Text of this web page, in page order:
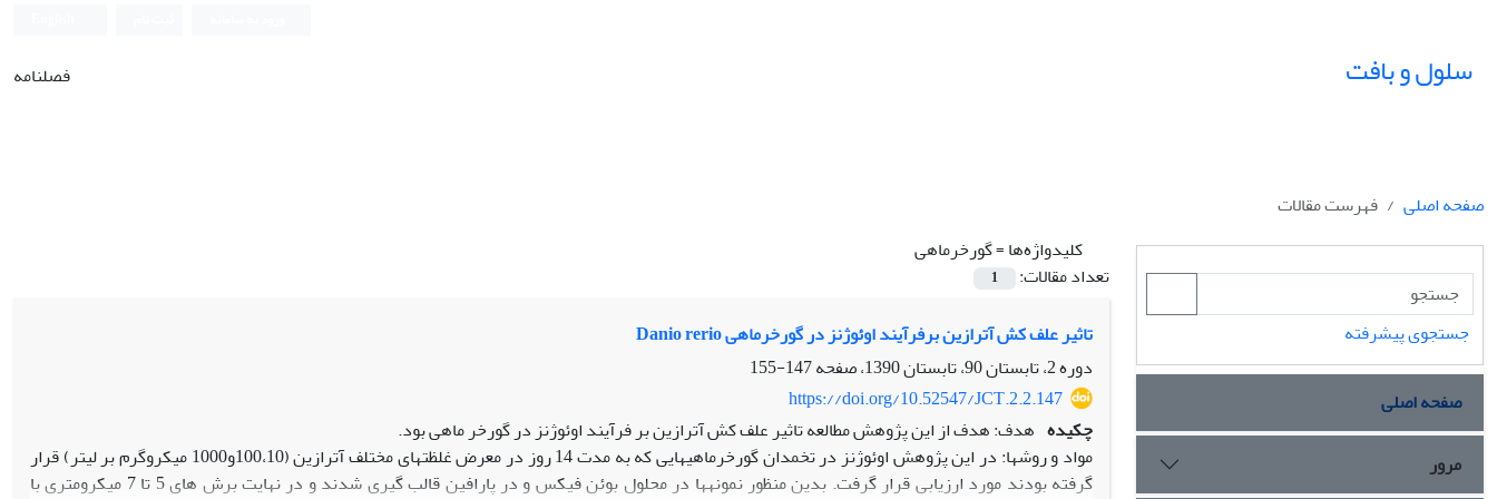
سلول و بافت فصلنامه
صفحه اصلی
فهرست مقالات
کلیدواژه‌ها =گورخرماهی
تعداد مقالات:
1
تاثیر علف کش آترازین برفرآیند اوئوژنز در گورخرماهی Danio rerio
دوره 2، تابستان 90، تابستان 1390، صفحه
147-155
https://doi.org/10.52547/JCT.2.2.147
چکیده هدف: هدف از این پژوهش مطالعه تاثیر علف کش آترازین بر فرآیند اوئوژنز در گورخر ماهی بود.
مواد و روش‏ها: در این پژوهش اوئوژنز در تخمدان گورخرماهی‏هایی که به مدت 14 روز در معرض غلظت‏های مختلف آترازین (100،10و1000 میکروگرم بر لیتر) قرار
گرفته بودند مورد ارزیابی قرار گرفت. بدین منظور نمونه‏ها در محلول بوئن فیکس و در پارافین قالب گیری شدند و در نهایت برش های 5 تا 7 میکرومتری با
جستجوی پیشرفته
صفحه اصلی
مرور